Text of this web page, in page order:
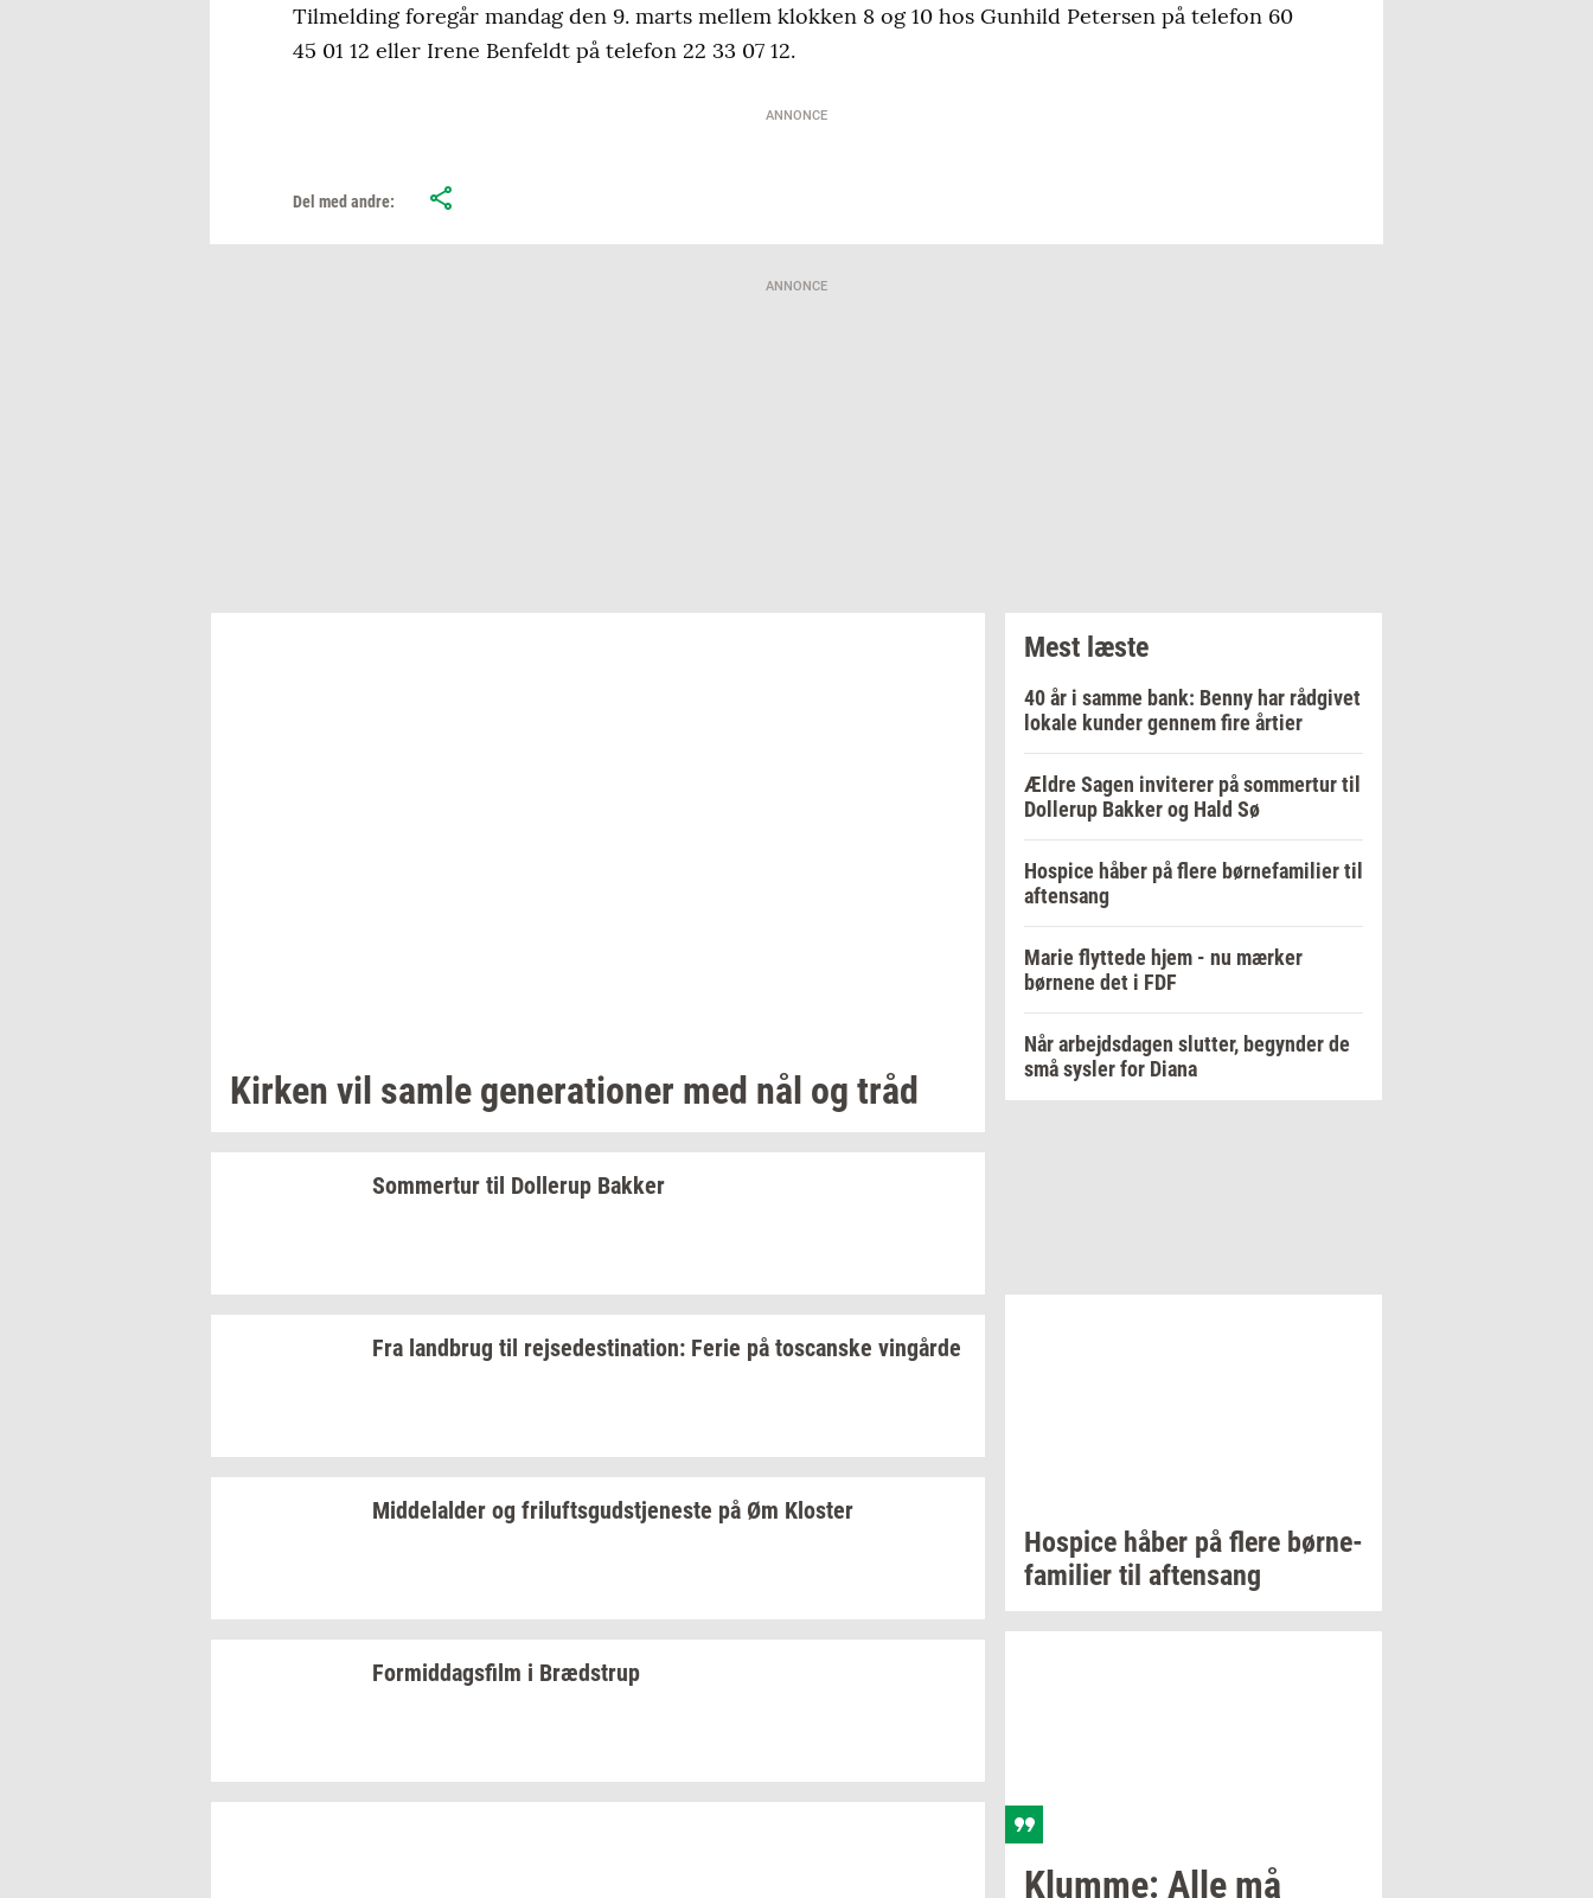
Tilmelding foregår mandag den 9. marts mellem klokken 8 og 10 hos Gunhild Petersen på telefon 60
45 01 12 eller Irene Benfeldt på telefon 22 33 07 12.
ANNONCE
Del med andre:
ANNONCE
Kir­ken vil samle ge­ne­ra­tio­ner med nål og tråd
Som­mer­tur til Dol­lerup Bak­ker
Fra land­brug til rej­se­desti­na­tion: Ferie på toscan­ske vin­går­de
Mid­delal­der og fril­ufts­gud­stje­ne­ste på Øm Klo­ster
For­mid­dags­film i Bræd­strup
Mest læste
40 år i samme bank: Benny har rådgivet
lokale kunder gennem fire årtier
Ældre Sagen inviterer på sommertur til
Dollerup Bakker og Hald Sø
Hospice håber på flere børnefamilier til
aftensang
Marie flyttede hjem - nu mærker
børnene det i FDF
Når arbejdsdagen slutter, begynder de
små sysler for Diana
Ho­spi­ce håber på flere bør­ne­
fa­mi­li­er til af­tensang
Klum­me: Alle må